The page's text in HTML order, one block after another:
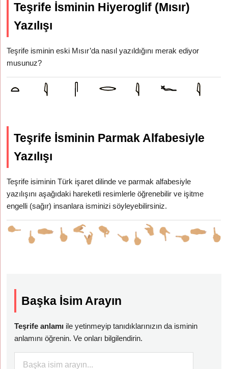
Teşrife İsminin Hiyeroglif (Mısır)
Yazılışı
Teşrife isminin eski Mısır’da nasıl yazıldığını merak ediyor
musunuz?
Teşrife İsminin Parmak Alfabesiyle
Yazılışı
Teşrife isiminin Türk işaret dilinde ve parmak alfabesiyle
yazılışını aşağıdaki hareketli resimlerle öğrenebilir ve işitme
engelli (sağır) insanlara isminizi söyleyebilirsiniz.
Başka İsim Arayın
Teşrife anlamı ile yetinmeyip tanıdıklarınızın da isminin
anlamını öğrenin. Ve onları bilgilendirin.